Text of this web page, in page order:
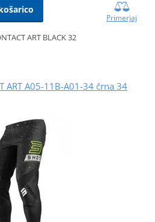
Primerjaj
ART BLACK 32
ART A05-11B-A01-34 črna 34